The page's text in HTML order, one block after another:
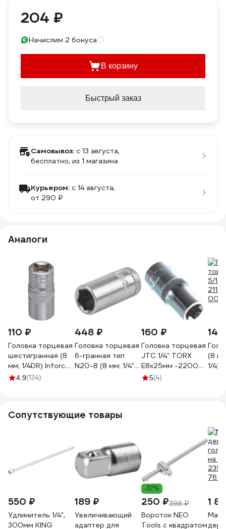
204 ₽
Начислим 2 бонуса
В корзину
Быстрый заказ
Самовывоз: c 13 августа,
бесплатно, из 1 магазина
Курьером: c 14 августа,
от 290 ₽
Аналоги
110 ₽
Головка торцевая
шестигранная (8
мм; 1/4DR) Inforce
11-01-460
4.9(134)
448 ₽
Головка торцевая
6-гранная тип
N20-8 (8 мм; 1/4")
160 ₽
Головка торцевая
JTC 1/4" TORX
E8x25мм -22008
773999
5(4)
(8
1/4)
Сопутствующие товары
550 ₽
Удлинитель 1/4",
300мм KING
189 ₽
Увеличивающий
адаптер для
-37%
250 ₽398 ₽
Вороток NEO
Tools с квадратом
1